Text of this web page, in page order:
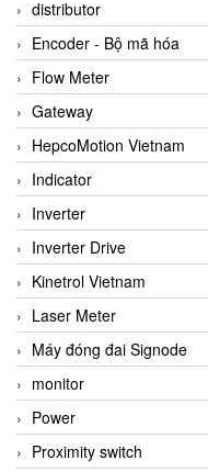
distributor
Encoder - Bộ mã hóa
Flow Meter
Gateway
HepcoMotion Vietnam
Indicator
Inverter
Inverter Drive
Kinetrol Vietnam
Laser Meter
Máy đóng đai Signode
monitor
Power
Proximity switch